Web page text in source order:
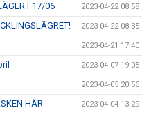
F17/06 2023-04-22 08:58
2023-04-22 08:35
2023-04-21 17:40
2023-04-07 19:05
2023-04-05 20:56
HÄR 2023-04-04 13:29